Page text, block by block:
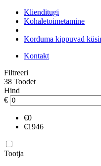
Klienditugi
Kohaletoimetamine
Korduma kippuvad
Kontakt
Filtreeri
38 Toodet
Hind
€
€0
€1946
Tootja